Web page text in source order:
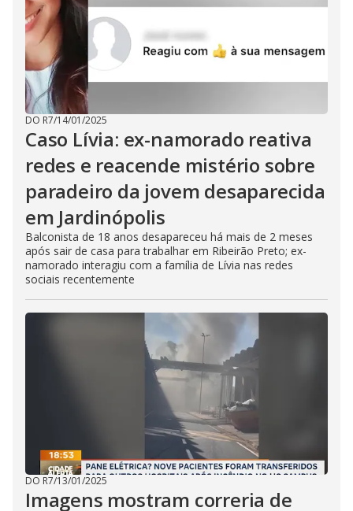
DO R7/14/01/2025
Caso Lívia: ex-namorado reativa
redes e reacende mistério sobre
paradeiro da jovem desaparecida
em Jardinópolis
Balconista de 18 anos desapareceu há mais de 2 meses
após sair de casa para trabalhar em Ribeirão Preto; ex-
namorado interagiu com a família de Lívia nas redes
sociais recentemente
DO R7/13/01/2025
Imagens mostram correria de